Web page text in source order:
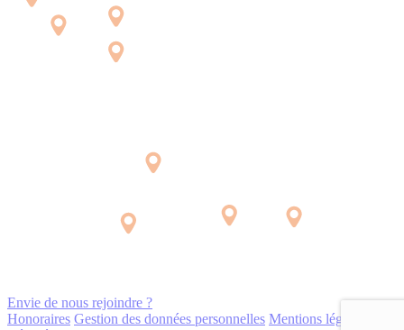
Envie de nous rejoindre ?
Honoraires Gestion des données personnelles Mentions légales